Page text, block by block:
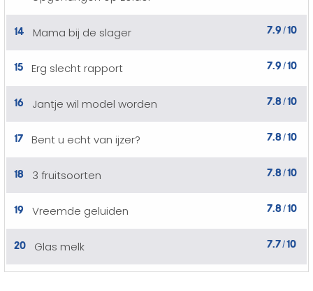
14 Mama bij de slager 7.9 /10
15 Erg slecht rapport 7.9 /10
16 Jantje wil model worden 7.8 /10
17 Bent u echt van ijzer? 7.8/10
18 3 fruitsoorten 7.8 /10
19 Vreemde geluiden 7.8/10
20 Glas melk 7.7/10